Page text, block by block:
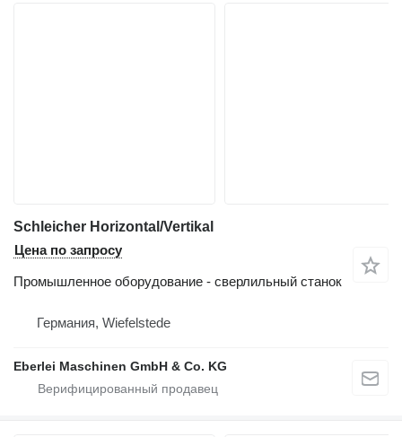
Schleicher Horizontal/Vertikal
Цена по запросу
Промышленное оборудование - сверлильный станок
Германия, Wiefelstede
Eberlei Maschinen GmbH & Co. KG